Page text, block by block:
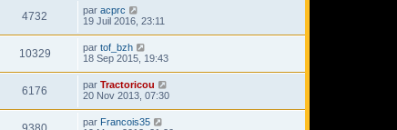
4732 par acprc
19 Juil 2016, 23:11
10329 par tof_bzh
18 Sep 2015, 19:43
6176 par Tractoricou
20 Nov 2013, 07:30
par Francois35